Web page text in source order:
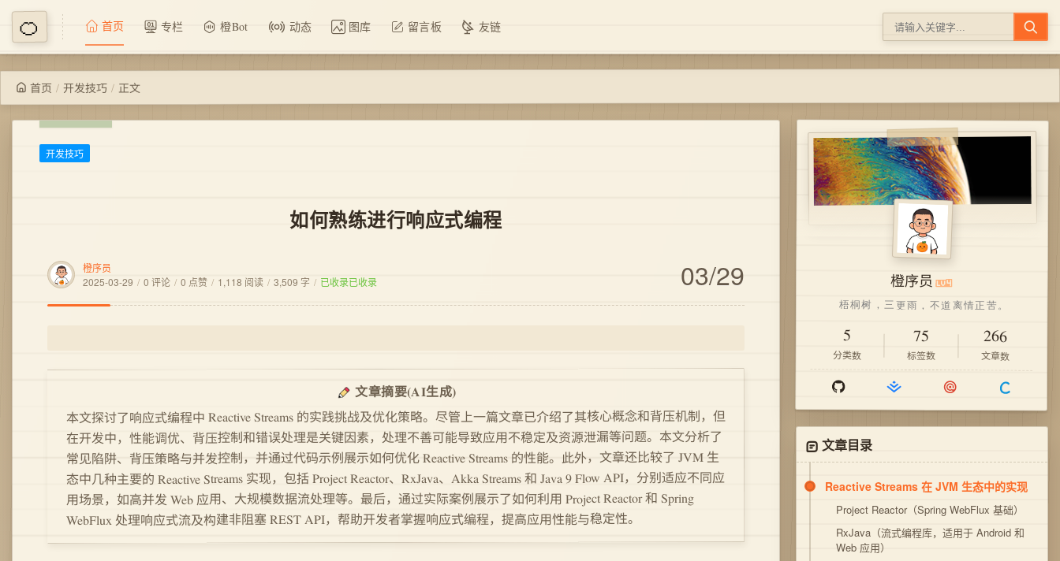
首页 专栏 橙Bot 动态 图库 留言板 友链
首页 / 开发技巧 / 正文
开发技巧
如何熟练进行响应式编程
橙序员
2025-03-29 / 0 评论 / 0 点赞 / 1,118 阅读 / 3,509 字 / 已收录已收录 03/29
文章摘要(AI生成)
本文探讨了响应式编程中 Reactive Streams 的实践挑战及优化策略。尽管上一篇文章已介绍了其核心概念和背压机制，但
在开发中，性能调优、背压控制和错误处理是关键因素，处理不善可能导致应用不稳定及资源泄漏等问题。本文分析了
常见陷阱、背压策略与并发控制，并通过代码示例展示如何优化 Reactive Streams 的性能。此外，文章还比较了 JVM 生
态中几种主要的 Reactive Streams 实现，包括 Project Reactor、RxJava、Akka Streams 和 Java 9 Flow API，分别适应不同应
用场景，如高并发 Web 应用、大规模数据流处理等。最后，通过实际案例展示了如何利用 Project Reactor 和 Spring
WebFlux 处理响应式流及构建非阻塞 REST API，帮助开发者掌握响应式编程，提高应用性能与稳定性。
橙序员
5
分类数
75
标签数
266
文章数
文章目录
Reactive Streams 在 JVM 生态中的实现
Project Reactor（Spring WebFlux 基础）
RxJava（流式编程库，适用于 Android 和
Web 应用）